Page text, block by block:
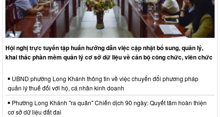
Hội nghị trực tuyến tập huấn hướng dẫn việc cập nhật bổ sung, quản lý,
khai thác phần mềm quản lý cơ sở dữ liệu về cán bộ công chức, viên chức
UBND phường Long Khánh thông tin về việc chuyển đổi phương pháp
quản lý thuế đối với hộ, cá nhân kinh doanh
Phường Long Khánh "ra quân" Chiến dịch 90 ngày: Quyết tâm hoàn thiện
cơ sở dữ liệu đất đai